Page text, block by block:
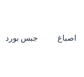
اصباغ جبس بورد